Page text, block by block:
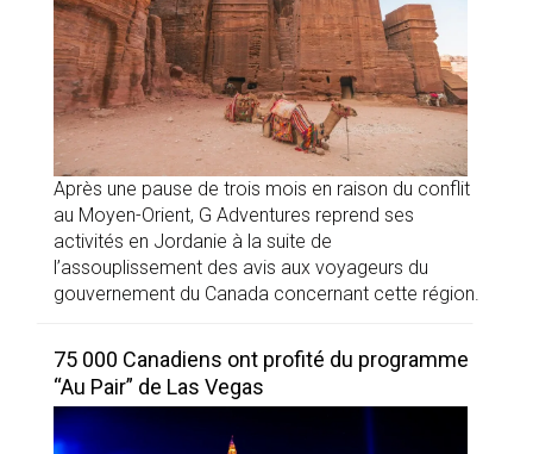
Après une pause de trois mois en raison du conflit
au Moyen-Orient, G Adventures reprend ses
activités en Jordanie à la suite de
l’assouplissement des avis aux voyageurs du
gouvernement du Canada concernant cette région.
75 000 Canadiens ont profité du programme
“Au Pair” de Las Vegas